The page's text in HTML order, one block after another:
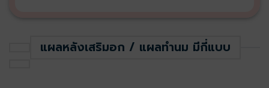
แผลหลังเสริมอก / แผลทำนม มีกี่แบบ